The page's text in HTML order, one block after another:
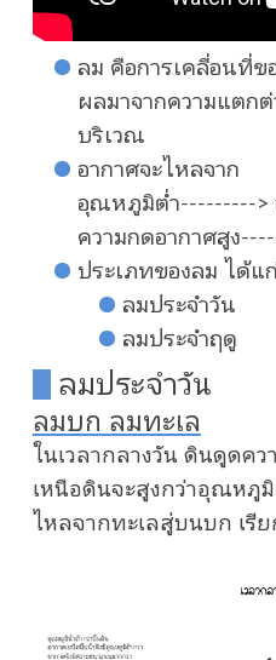
ลม คือการเคลื่อนที่
ผลมาจากความแตก
บริเวณ
อากาศจะไหลจาก
อุณหภูมิต่ำ---------
ความกดอากาศสูง
ประเภทของลม ได้แ
ลมประจำวัน
ลมประจำฤดู
ลมประจำวัน
ลมบก ลมทะเล
ในเวลากลางวัน ดินดูดค
เหนือดินจะสูงกว่าอุณหภู
ไหลจากทะเลสู่บนบก เรีย